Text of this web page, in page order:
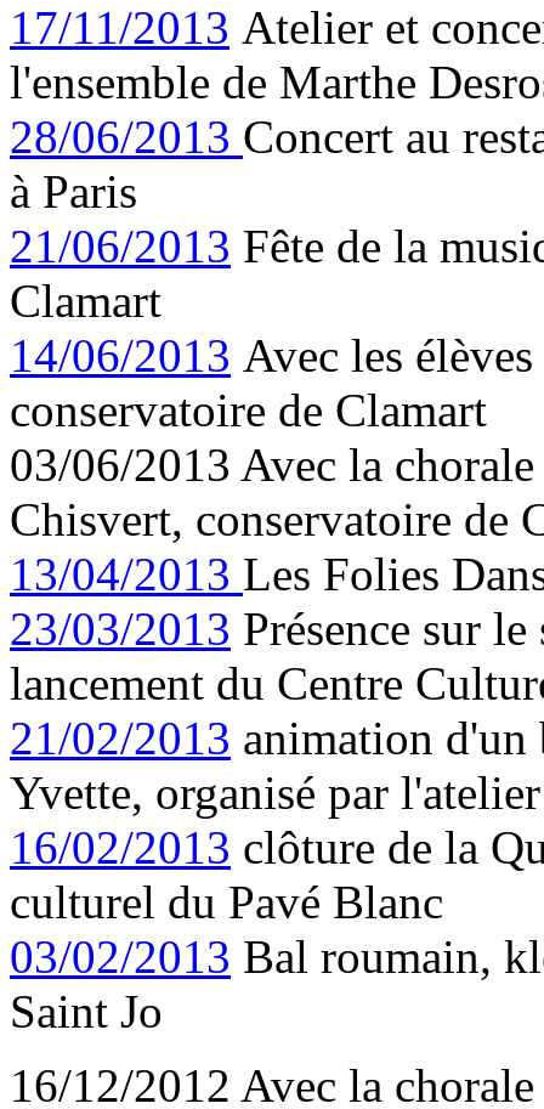
17/11/2013 Atelier et
l'ensemble de Marthe
28/06/2013 Concert au
à Paris
21/06/2013 Fête de la
Clamart
14/06/2013 Avec les
conservatoire de Clamart
03/06/2013 Avec la
Chisvert, conservatoire de
13/04/2013 Les Folies
23/03/2013 Présence sur
lancement du Centre
21/02/2013 animation d'un
Yvette, organisé par
16/02/2013 clôture de la
culturel du Pavé Blanc
03/02/2013 Bal roumain,
Saint Jo
16/12/2012 Avec la